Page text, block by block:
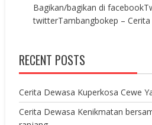
Bagikan/bagikan di
twitterTambangbokep – Cerita
RECENT POSTS
Cerita Dewasa Kuperkosa Cewe
Cerita Dewasa Kenikmatan